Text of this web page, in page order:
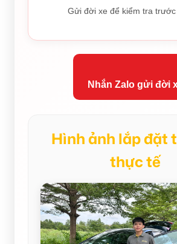
Gửi đời xe để kiểm tra
Nhắn Zalo gửi đời
Hình ảnh lắp đặt
thực tế